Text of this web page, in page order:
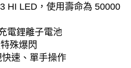
HI LED，使用壽命為 50000
電鋰離子電池
殊爆閃
速、單手操作